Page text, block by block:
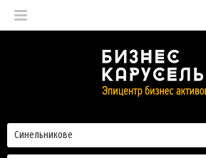
Синельникове